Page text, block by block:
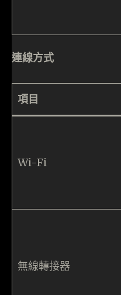
連線方式
項目
Wi-Fi
無線轉接器